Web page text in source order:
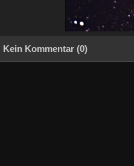
Kein Kommentar (0)